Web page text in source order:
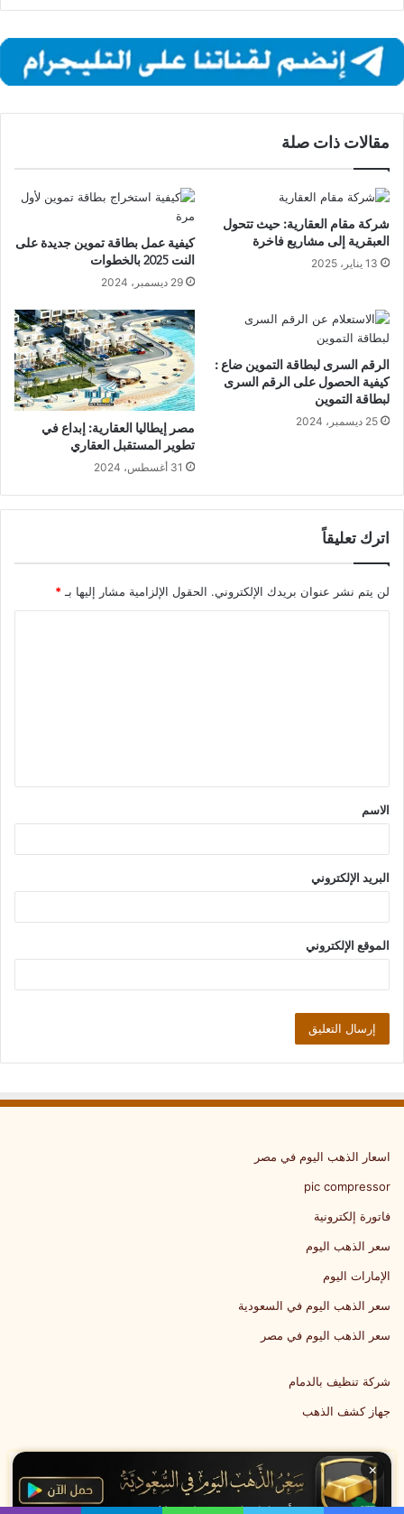
مقالات ذات صلة
شركة مقام العقارية: حيث تتحول
العبقرية إلى مشاريع فاخرة
13 يناير، 2025
كيفية عمل بطاقة تموين جديدة على
النت 2025 بالخطوات
29 ديسمبر، 2024
الرقم السرى لبطاقة التموين ضاع :
كيفية الحصول على الرقم السرى
لبطاقة التموين
25 ديسمبر، 2024
مصر إيطاليا العقارية: إبداع في
تطوير المستقبل العقاري
31 أغسطس، 2024
اترك تعليقاً
لن يتم نشر عنوان بريدك الإلكتروني. الحقول الإلزامية مشار إليها بـ*
ق
*
الاسم
البريد الإلكتروني
الموقع الإلكتروني
×
اسعار الذهب اليوم في مصر
pic compressor
فاتورة إلكترونية
سعر الذهب اليوم
الإمارات اليوم
سعر الذهب اليوم في السعودية
سعر الذهب اليوم في مصر
شركة تنظيف بالدمام
جهاز كشف الذهب